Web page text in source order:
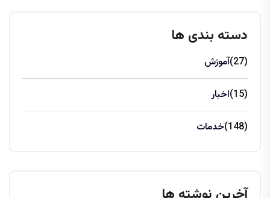
دسته بندی ها
آموزش (27)
اخبار (15)
خدمات (148)